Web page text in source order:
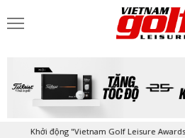
Khởi động "Vietnam Golf Leisure Awards